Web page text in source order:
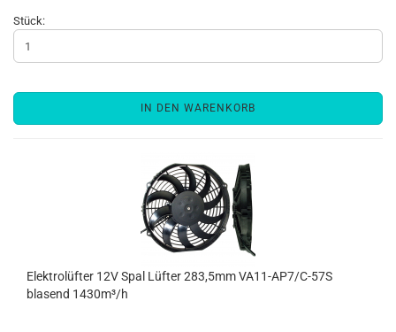
Stück:
IN DEN WARENKORB
Elektrolüfter 12V Spal Lüfter 283,5mm VA11-AP7/C-57S
blasend 1430m³/h